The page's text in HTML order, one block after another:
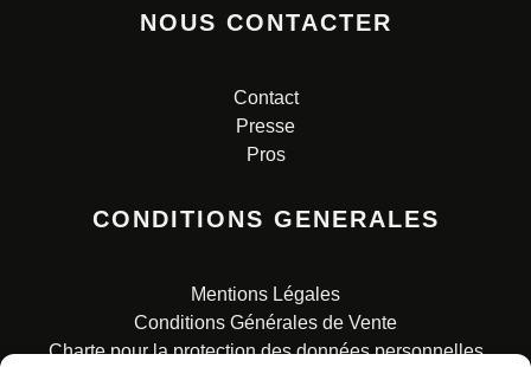
NOUS CONTACTER
Contact
Presse
Pros
CONDITIONS GENERALES
Mentions Légales
Conditions Générales de Vente
Charte pour la protection des données personnelles